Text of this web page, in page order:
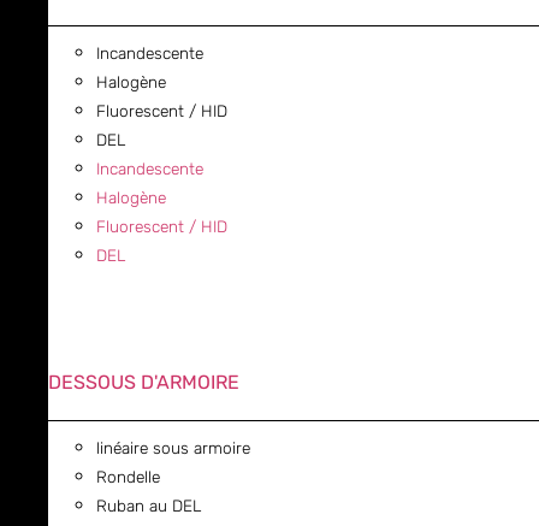
Incandescente
Halogène
Fluorescent / HID
DEL
Incandescente
Halogène
Fluorescent / HID
DEL
DESSOUS D'ARMOIRE
linéaire sous armoire
Rondelle
Ruban au DEL